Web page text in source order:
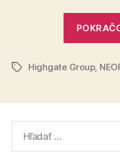
ZnačkyHighgate Group,